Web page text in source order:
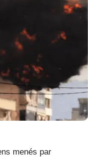
menés par